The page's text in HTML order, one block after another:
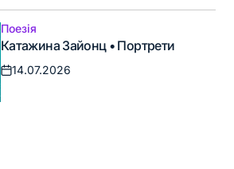
Опублікувати
у
Поезія
Катажина Зайонц • Портрети
Дата
14.07.2026